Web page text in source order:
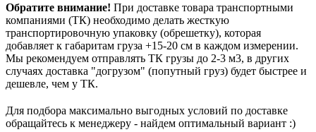
Обратите внимание! При доставке товара транспортными
компаниями (ТК) необходимо делать жесткую
транспортировочную упаковку (обрешетку), которая
добавляет к габаритам груза +15-20 см в каждом измерении.
Мы рекомендуем отправлять ТК грузы до 2-3 м3, в других
случаях доставка "догрузом" (попутный груз) будет быстрее и
дешевле, чем у ТК.
Для подбора максимально выгодных условий по доставке
обращайтесь к менеджеру - найдем оптимальный вариант :)